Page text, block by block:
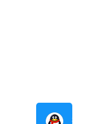
在线咨询